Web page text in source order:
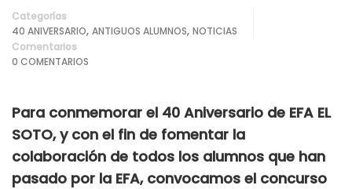
Categorías
40 ANIVERSARIO, ANTIGUOS ALUMNOS, NOTICIAS
Comentarios
0 COMENTARIOS
Para conmemorar el 40 Aniversario de EFA EL
SOTO, y con el fin de fomentar la
colaboración de todos los alumnos que han
pasado por la EFA, convocamos el concurso